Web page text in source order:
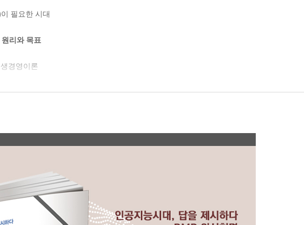
필요한 시대
리와 목표
경영이론
균형조율프로그램
르다
성을 균형조율하라